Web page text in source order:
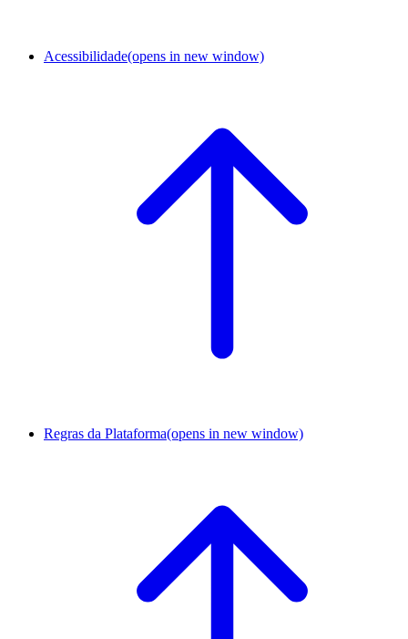
Acessibilidade(opens in new window)
Regras da Plataforma(opens in new window)